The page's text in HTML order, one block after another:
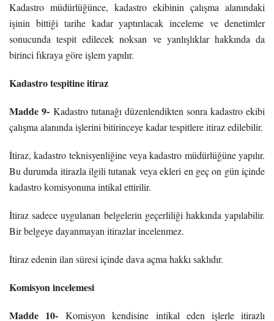
Kadastro müdürlüğünce, kadastro ekibinin çalışma alanındaki
işinin bittiği tarihe kadar yaptırılacak inceleme ve denetimler
sonucunda tespit edilecek noksan ve yanlışlıklar hakkında da
birinci fıkraya göre işlem yapılır.
Kadastro tespitine itiraz
Madde 9- Kadastro tutanağı düzenlendikten sonra kadastro ekibi
çalışma alanında işlerini bitirinceye kadar tespitlere itiraz edilebilir.
İtiraz, kadastro teknisyenliğine veya kadastro müdürlüğüne yapılır.
Bu durumda itirazla ilgili tutanak veya ekleri en geç on gün içinde
kadastro komisyonuna intikal ettirilir.
İtiraz sadece uygulanan belgelerin geçerliliği hakkında yapılabilir.
Bir belgeye dayanmayan itirazlar incelenmez.
İtiraz edenin ilan süresi içinde dava açma hakkı saklıdır.
Komisyon incelemesi
Madde 10- Komisyon kendisine intikal eden işlerle itirazlı